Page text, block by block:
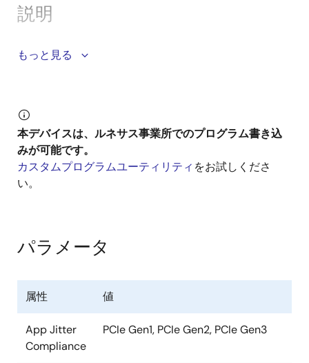
説明
The 5L35021 is a VersaClock
5L35021 device is a three-PLL architecture design,
and each PLL is individually programmable and allows
for up to five unique frequency outputs.
The 5L35021 has built-in unique features such as
Proactive Power Saving (PPS), Performance-Power
memory allows the user to store the configuration in
the device without programming after power up, and
interface.
The device has programmable VCO and PLL source
selection to allow the user to do power-performance
もっと見る
本デバイスは、ルネサス事業所でのプログラム書き込
みが可能です。
カスタムプログラムユーティリティ をお試しくださ
い。
パラメータ
属性 値
App Jitter
Compliance
PCIe Gen1, PCIe Gen2, PCIe Gen3